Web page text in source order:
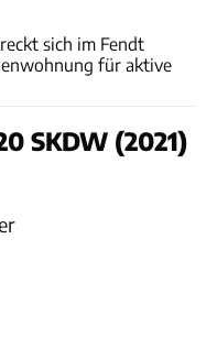
sich im Fendt
für aktive
SKDW (2021)